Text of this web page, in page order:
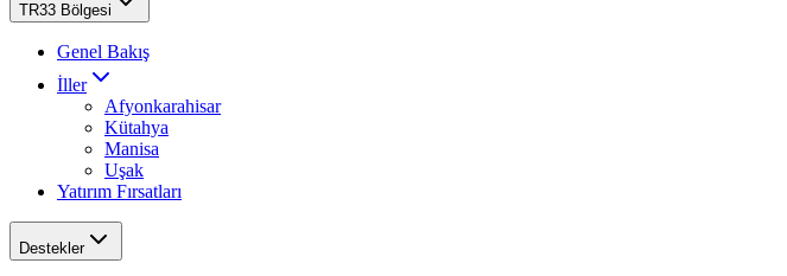
TR33 Bölgesi
Genel Bakış
İller
Afyonkarahisar
Kütahya
Manisa
Uşak
Yatırım Fırsatları
Destekler